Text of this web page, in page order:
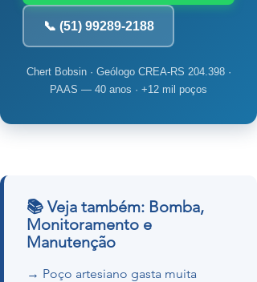
📞 (51) 99289-2188
Chert Bobsin · Geólogo CREA-RS 204.398 ·
PAAS — 40 anos · +12 mil poços
📚 Veja também: Bomba,
Monitoramento e
Manutenção
→ Poço artesiano gasta muita